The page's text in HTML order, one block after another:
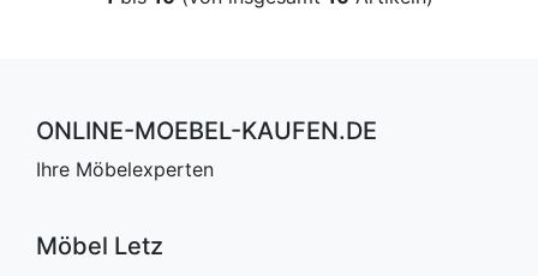
ONLINE-MOEBEL-KAUFEN.DE
Ihre Möbelexperten
Möbel Letz